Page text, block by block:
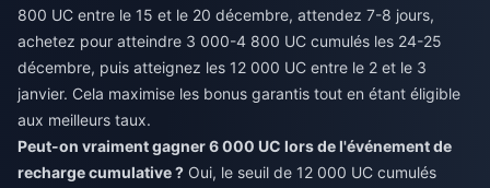
800 UC entre le 15 et le 20 décembre, attendez 7-8 jours,
achetez pour atteindre 3 000-4 800 UC cumulés les 24-25
décembre, puis atteignez les 12 000 UC entre le 2 et le 3
janvier. Cela maximise les bonus garantis tout en étant éligible
aux meilleurs taux.
Peut-on vraiment gagner 6 000 UC lors de l'événement de
recharge cumulative ? Oui, le seuil de 12 000 UC cumulés